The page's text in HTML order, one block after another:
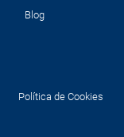
Blog
Política de Cookies